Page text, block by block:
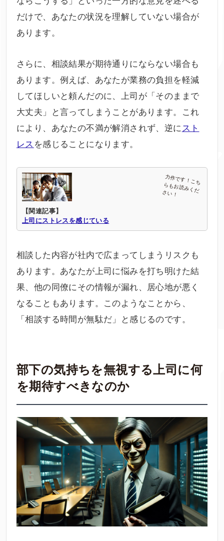
だけで、あなたの状況を理解していない場合が
あります。
さらに、相談結果が期待通りにならない場合も
あります。例えば、あなたが業務の負担を軽減
してほしいと頼んだのに、上司が「そのままで
大丈夫」と言ってしまうことがあります。これ
により、あなたの不満が解消されず、逆にスト
レス を感じることになります。
【関連記事】
上司にストレスを感じている
相談した内容が社内で広まってしまうリスクも
あります。あなたが上司に悩みを打ち明けた結
果、他の同僚にその情報が漏れ、居心地が悪く
なることもあります。このようなことから、
「相談する時間が無駄だ」と感じるのです。
部下の気持ちを無視する上司に何
を期待すべきなのか